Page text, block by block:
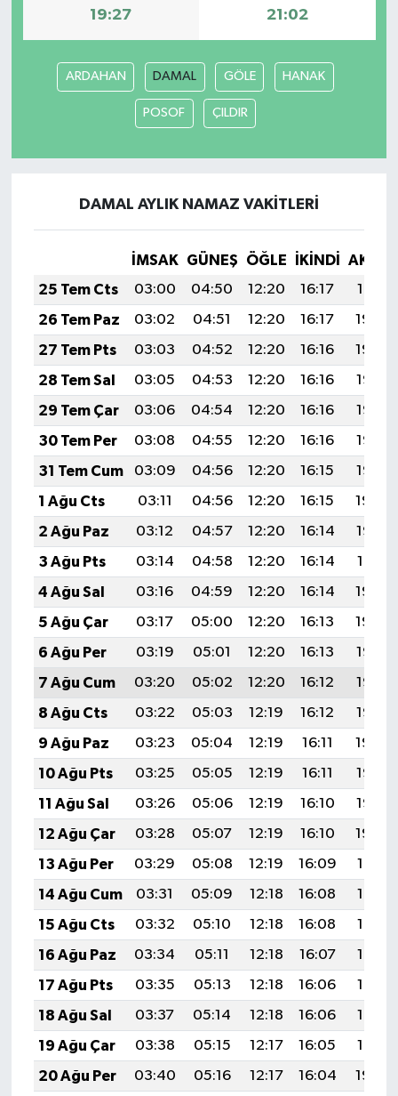
19:27 21:02
ARDAHAN DAMAL GÖLE HANAK
POSOF ÇILDIR
DAMAL AYLIK NAMAZ VAKITLERI
İMSAK GÜNEŞ ÖĞLE İKINDI
25 Tem Cts
03:00 04:50 12:20 16:17
19:41
26 Tem Paz
03:02 04:51 12:20 16:17
19:40
27 Tem Pts
03:03 04:52 12:20 16:16
19:39
28 Tem Sal
03:05 04:53 12:20 16:16
19:38
29 Tem Çar
03:06 04:54 12:20 16:16
19:37
30 Tem Per
03:08 04:55 12:20 16:16
19:36
31 Tem Cum
03:09 04:56 12:20 16:15
19:35
1 Ağu Cts
03:11 04:56 12:20 16:15
19:34
2 Ağu Paz
03:12 04:57 12:20 16:14
19:33
3 Ağu Pts
03:14 04:58 12:20 16:14
19:31
4 Ağu Sal
03:16 04:59 12:20 16:14
19:30
5 Ağu Çar
03:17 05:00 12:20 16:13
19:29
6 Ağu Per
03:19 05:01 12:20 16:13
19:28
7 Ağu Cum
03:20 05:02 12:20 16:12
19:27
8 Ağu Cts
03:22 05:03 12:19 16:12
19:25
9 Ağu Paz
03:23 05:04 12:19 16:11
19:24
10 Ağu Pts
03:25 05:05 12:19 16:11
19:23
11 Ağu Sal
03:26 05:06 12:19 16:10
19:22
12 Ağu Çar
03:28 05:07 12:19 16:10
19:20
13 Ağu Per
03:29 05:08 12:19 16:09
19:19
14 Ağu Cum
03:31 05:09 12:18 16:08
19:17
15 Ağu Cts
03:32 05:10 12:18 16:08
19:16
16 Ağu Paz
03:34 05:11 12:18 16:07
19:15
17 Ağu Pts
03:35 05:13 12:18 16:06
19:13
18 Ağu Sal
03:37 05:14 12:18 16:06
19:12
19 Ağu Çar
03:38 05:15 12:17 16:05
19:10
20 Ağu Per
03:40 05:16 12:17 16:04 19:09